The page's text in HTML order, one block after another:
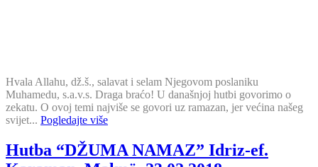
Hvala Allahu, dž.š., salavat i selam Njegovom poslaniku
Muhamedu, s.a.v.s. Draga braćo! U današnjoj hutbi govorimo o
zekatu. O ovoj temi najviše se govori uz ramazan, jer većina našeg
svijet... Pogledajte više
Hutba “DŽUMA NAMAZ” Idriz-ef.